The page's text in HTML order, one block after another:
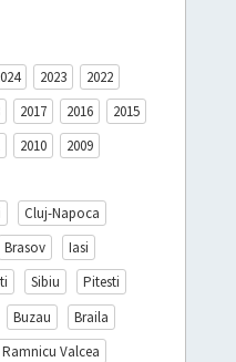
2023
2022
2017 2016
2015
2010 2009
Cluj-Napoca
Brasov
Iasi
Sibiu
Pitesti
Buzau
Braila
Ramnicu Valcea